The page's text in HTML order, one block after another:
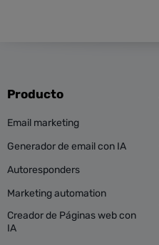
Producto
Email marketing
Generador de email con IA
Autoresponders
Marketing automation
Creador de Páginas web con
IA